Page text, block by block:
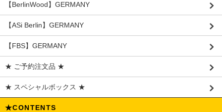
【BerlinWood】GERMANY
【ASi Berlin】GERMANY
【FBS】GERMANY
★ ご予約注文品 ★
★ スペシャルボックス ★
★CONTENTS